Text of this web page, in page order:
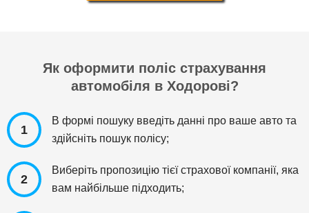
Як оформити поліс страхування
автомобіля в Ходорові?
1
В формі пошуку введіть данні про ваше авто та
здійсніть пошук полісу;
2
Виберіть пропозицію тієї страхової компанії, яка
вам найбільше підходить;